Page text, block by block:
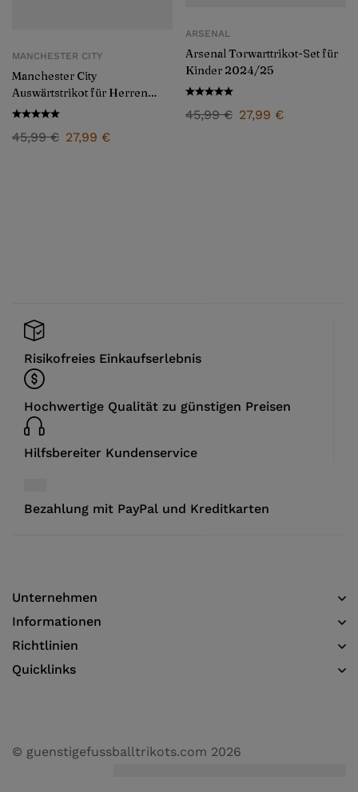
MANCHESTER CITY
Manchester City
Auswärtstrikot für Herren
2024/25
45,99€ 27,99 €
ARSENAL
Arsenal Torwarttrikot-Set für
Kinder 2024/25
45,99€ 27,99 €
Risikofreies Einkaufserlebnis
Hochwertige Qualität zu günstigen Preisen
Hilfsbereiter Kundenservice
Bezahlung mit PayPal und Kreditkarten
Unternehmen
Informationen​
Richtlinien
Quicklinks
© guenstigefussballtrikots.com 2026